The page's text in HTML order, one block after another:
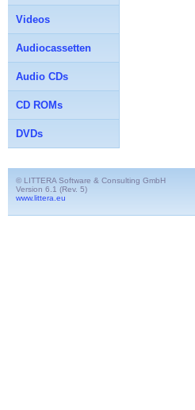
Videos
Audiocassetten
Audio CDs
CD ROMs
DVDs
© LITTERA Software & Consulting GmbH
Version 6.1 (Rev. 5)
www.littera.eu